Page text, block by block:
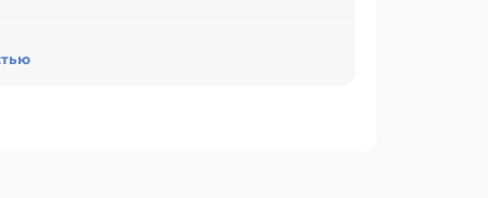
офиса, сервисного центра или